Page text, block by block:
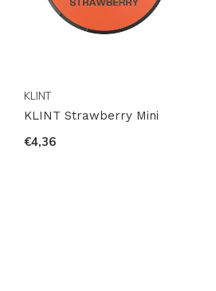
KLINT
KLINT Strawberry Mini
€4,36